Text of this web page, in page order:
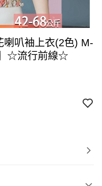
喇叭袖上衣(2色) M-
☆流行前線☆